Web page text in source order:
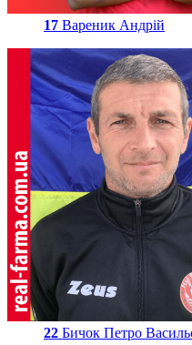
17 Вареник Андрій
22 Бичок Петро